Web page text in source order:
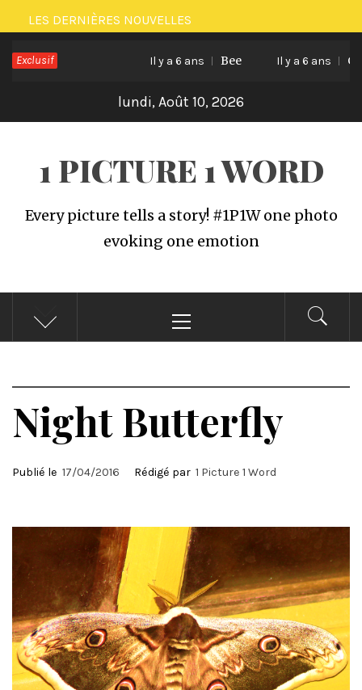
Passer
au
contenu
LES DERNIÈRES NOUVELLES
Exclusif Il y a 6 ans Bee Il y a 6 ans Cat
lundi, Août 10, 2026
1 PICTURE 1 WORD
Every picture tells a story! #1P1W one photo
evoking one emotion
principal
Night Butterfly
Publié le 17/04/2016 Rédigé par 1 Picture 1 Word